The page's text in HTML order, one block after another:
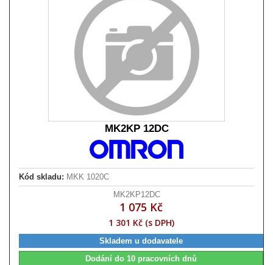
MK2KP 12DC
Kód skladu: MKK 1020C
MK2KP12DC
1 075 Kč
1 301 Kč (s DPH)
Skladem u dodavatele
Dodání do 10 pracovních dnů